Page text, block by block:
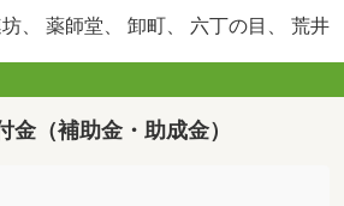
、 薬師堂、 卸町、 六丁の目、 荒井
金（補助金・助成金）